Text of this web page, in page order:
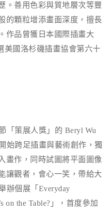
。善用色彩與質地層次等豐
的顆粒增添畫面深度，擅長
作品曾獲日本國際插畫大
美國洛杉磯插畫協會第六十
「策展人獎」的 Beryl Wu
始跨足插畫與藝術創作，獨
畫作，同時試圖將平面圖像
讓觀者，會心一笑，帶給大
辦個展「 Everyday
on the Table? 」，首度參加